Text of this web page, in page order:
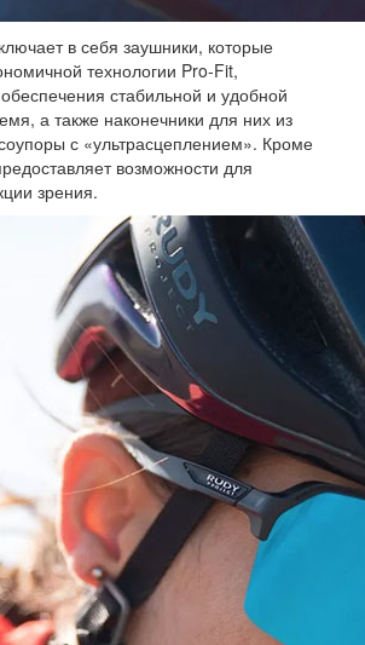
в себя заушники, которые
технологии Pro-Fit,
стабильной и удобной
а также наконечники для них из
с «ультрасцеплением». Кроме
возможности для
зрения.